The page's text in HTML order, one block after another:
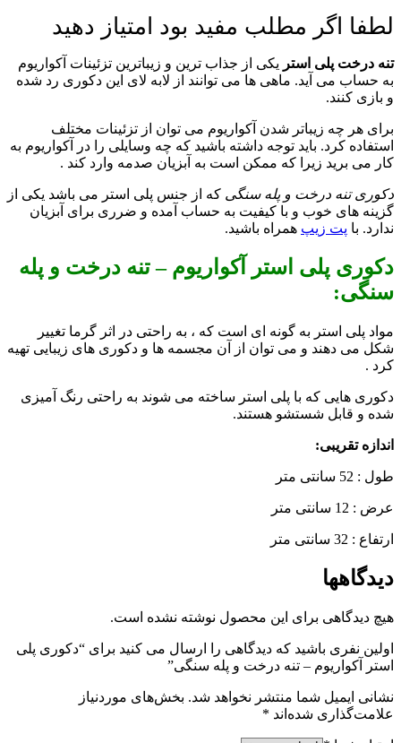
لطفا اگر مطلب مفید بود امتیاز دهید
تنه درخت پلی استر یکی از جذاب ترین و زیباترین تزئینات آکواریوم
به حساب می آید. ماهی ها می توانند از لابه لای این دکوری رد شده
و بازی کنند.
برای هر چه زیباتر شدن آکواریوم می توان از تزئینات مختلف
استفاده کرد. باید توجه داشته باشید که چه وسایلی را در آکواریوم به
کار می برید زیرا که ممکن است به آبزیان صدمه وارد کند .
دکوری تنه درخت و پله سنگی که از جنس پلی استر می باشد یکی از
گزینه های خوب و با کیفیت به حساب آمده و ضرری برای آبزیان
ندارد. با پت زیپ همراه باشید.
دکوری پلی استر آکواریوم – تنه درخت و پله
سنگی:
مواد پلی استر به گونه ای است که ، به راحتی در اثر گرما تغییر
شکل می دهند و می توان از آن مجسمه ها و دکوری های زیبایی تهیه
کرد .
دکوری هایی که با پلی استر ساخته می شوند به راحتی رنگ آمیزی
شده و قابل شستشو هستند.
اندازه تقریبی:
طول : 52 سانتی متر
عرض : 12 سانتی متر
ارتفاع : 32 سانتی متر
دیدگاهها
هیچ دیدگاهی برای این محصول نوشته نشده است.
اولین نفری باشید که دیدگاهی را ارسال می کنید برای “دکوری پلی
استر آکواریوم – تنه درخت و پله سنگی”
نشانی ایمیل شما منتشر نخواهد شد. بخش‌های موردنیاز
علامت‌گذاری شده‌اند *